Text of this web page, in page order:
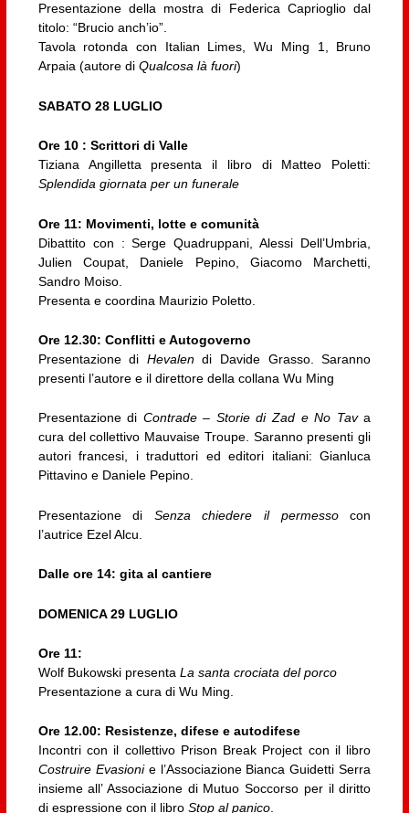
Presentazione della mostra di Federica Caprioglio dal
titolo: “Brucio anch’io”.
Tavola rotonda con Italian Limes, Wu Ming 1, Bruno
Arpaia (autore di Qualcosa là fuori)
SABATO 28 LUGLIO
Ore 10 : Scrittori di Valle
Tiziana Angilletta presenta il libro di Matteo Poletti:
Splendida giornata per un funerale
Ore 11: Movimenti, lotte e comunità
Dibattito con : Serge Quadruppani, Alessi Dell’Umbria,
Julien Coupat, Daniele Pepino, Giacomo Marchetti,
Sandro Moiso.
Presenta e coordina Maurizio Poletto.
Ore 12.30: Conflitti e Autogoverno
Presentazione di Hevalendi Davide Grasso. Saranno
presenti l’autore e il direttore della collana Wu Ming
Presentazione di Contrade – Storie di Zad e No Tava
cura del collettivo Mauvaise Troupe. Saranno presenti gli
autori francesi, i traduttori ed editori italiani: Gianluca
Pittavino e Daniele Pepino.
Presentazione di Senza chiedere il permessocon
l’autrice Ezel Alcu.
Dalle ore 14: gita al cantiere
DOMENICA 29 LUGLIO
Ore 11:
Wolf Bukowski presenta La santa crociata del porco
Presentazione a cura di Wu Ming.
Ore 12.00: Resistenze, difese e autodifese
Incontri con il collettivo Prison Break Project con il libro
Costruire Evasionie l’Associazione Bianca Guidetti Serra
insieme all’ Associazione di Mutuo Soccorso per il diritto
di espressione con il libro Stop al panico.